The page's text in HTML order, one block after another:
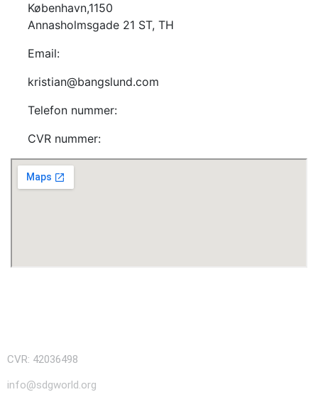
København,1150
Annasholmsgade 21 ST, TH
Email:
kristian@bangslund.com
Telefon nummer:
CVR nummer:
CVR: 42036498
info@sdgworld.org